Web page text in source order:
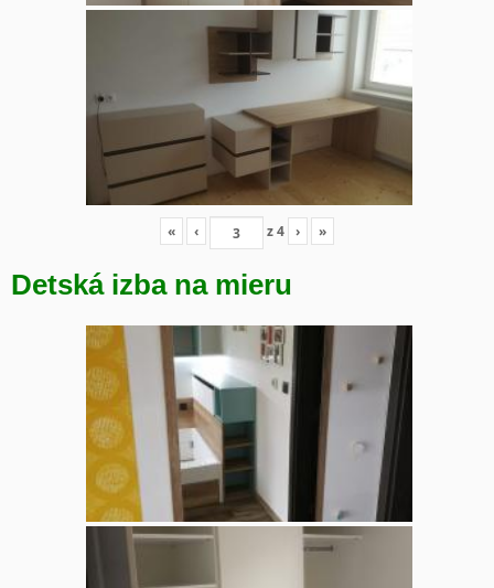
« ‹ z4 › »
Detská izba na mieru